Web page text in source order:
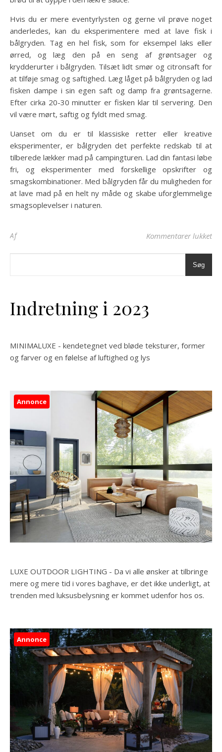
Hvis du er mere eventyrlysten og gerne vil prøve noget
anderledes, kan du eksperimentere med at lave fisk i
bålgryden. Tag en hel fisk, som for eksempel laks eller
ørred, og læg den på en seng af grøntsager og
krydderurter i bålgryden. Tilsæt lidt smør og citronsaft for
at tilføje smag og saftighed. Læg låget på bålgryden og lad
fisken dampe i sin egen saft og damp fra grøntsagerne.
Efter cirka 20-30 minutter er fisken klar til servering. Den
vil være mørt, saftig og fyldt med smag.
Uanset om du er til klassiske retter eller kreative
eksperimenter, er bålgryden det perfekte redskab til at
tilberede lækker mad på campingturen. Lad din fantasi løbe
fri, og eksperimenter med forskellige opskrifter og
smagskombinationer. Med bålgryden får du muligheden for
at lave mad på en helt ny måde og skabe uforglemmelige
smagsoplevelser i naturen.
Af Kommentarer lukkettil
Søg
Indretning i 2023
MINIMALUXE - kendetegnet ved bløde teksturer, former
og farver og en følelse af luftighed og lys
Annonce
LUXE OUTDOOR LIGHTING - Da vi alle ønsker at tilbringe
mere og mere tid i vores baghave, er det ikke underligt, at
trenden med luksusbelysning er kommet udenfor hos os.
Annonce